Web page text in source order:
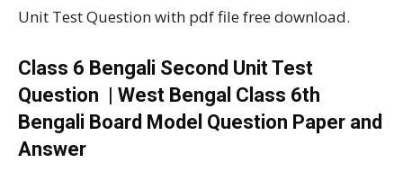
Unit Test Question with pdf file free download.
Class 6 Bengali Second Unit Test
Question | West Bengal Class 6th
Bengali Board Model Question Paper and
Answer